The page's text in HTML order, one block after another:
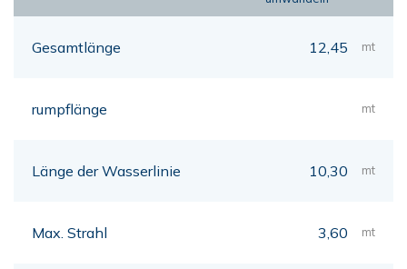
Gesamtlänge 12,45 mt
rumpflänge mt
Länge der Wasserlinie 10,30 mt
Max. Strahl 3,60 mt